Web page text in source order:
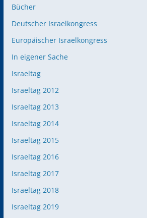
Bücher
Deutscher Israelkongress
Europäischer Israelkongress
In eigener Sache
Israeltag
Israeltag 2012
Israeltag 2013
Israeltag 2014
Israeltag 2015
Israeltag 2016
Israeltag 2017
Israeltag 2018
Israeltag 2019